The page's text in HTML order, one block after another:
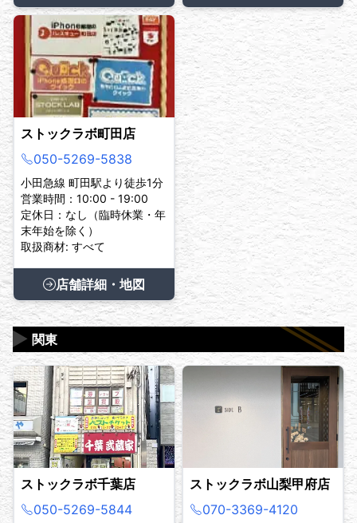
ストックラボ町田店
050-5269-5838
小田急線 町田駅より徒歩1分
営業時間：10:00 - 19:00
定休日：なし（臨時休業・年
末年始を除く）
取扱商材: すべて
店舗詳細・地図
関東
▶
ストックラボ千葉店
050-5269-5844
ストックラボ山梨甲府店
070-3369-4120